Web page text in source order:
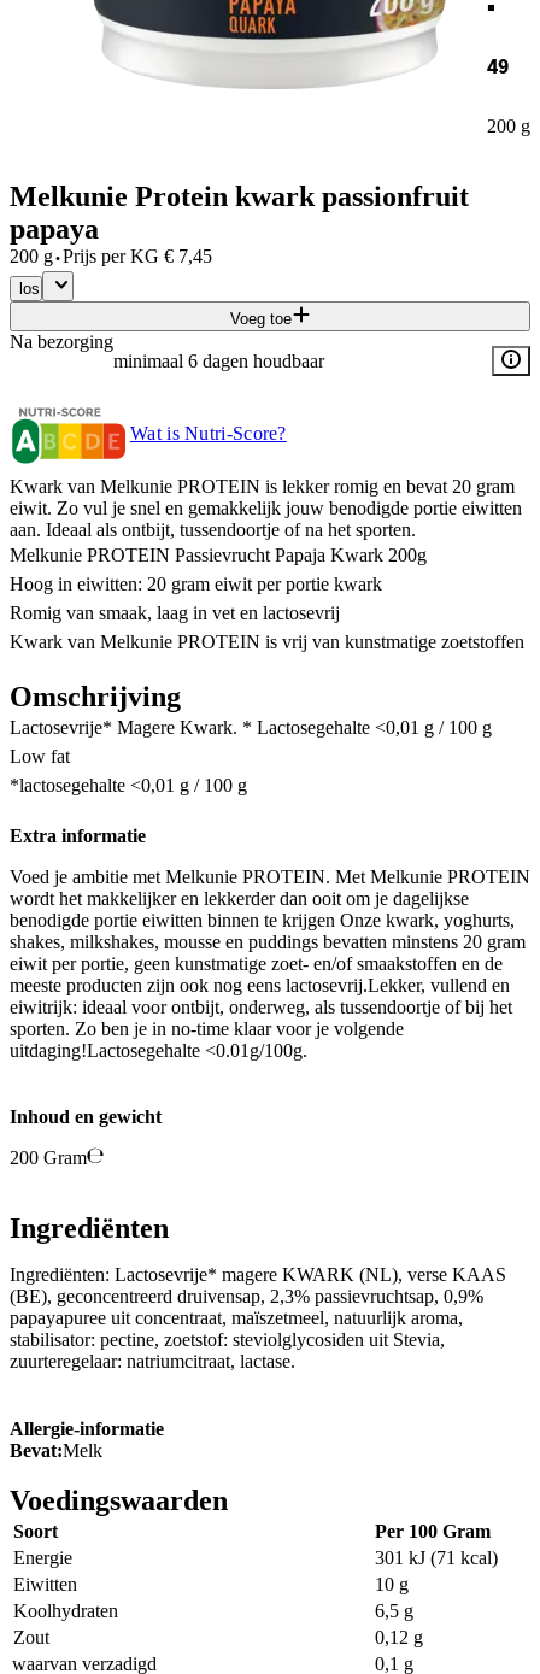
49
200 g
Melkunie Protein kwark passionfruit
papaya
200 g·Prijs per KG € 7,45
los
Voeg toe
Na bezorging
minimaal 6 dagen houdbaar
Wat is Nutri-Score?
Kwark van Melkunie PROTEIN is lekker romig en bevat 20 gram
eiwit. Zo vul je snel en gemakkelijk jouw benodigde portie eiwitten
aan. Ideaal als ontbijt, tussendoortje of na het sporten.
Melkunie PROTEIN Passievrucht Papaja Kwark 200g
Hoog in eiwitten: 20 gram eiwit per portie kwark
Romig van smaak, laag in vet en lactosevrij
Kwark van Melkunie PROTEIN is vrij van kunstmatige zoetstoffen
Omschrijving
Lactosevrije* Magere Kwark. * Lactosegehalte <0,01 g / 100 g
Low fat
*lactosegehalte <0,01 g / 100 g
Extra informatie
Voed je ambitie met Melkunie PROTEIN. Met Melkunie PROTEIN
wordt het makkelijker en lekkerder dan ooit om je dagelijkse
benodigde portie eiwitten binnen te krijgen Onze kwark, yoghurts,
shakes, milkshakes, mousse en puddings bevatten minstens 20 gram
eiwit per portie, geen kunstmatige zoet- en/of smaakstoffen en de
meeste producten zijn ook nog eens lactosevrij.Lekker, vullend en
eiwitrijk: ideaal voor ontbijt, onderweg, als tussendoortje of bij het
sporten. Zo ben je in no-time klaar voor je volgende
uitdaging!Lactosegehalte <0.01g/100g.
Inhoud en gewicht
200 Gram
Ingrediënten
Ingrediënten: Lactosevrije* magere KWARK (NL), verse KAAS
(BE), geconcentreerd druivensap, 2,3% passievruchtsap, 0,9%
papayapuree uit concentraat, maïszetmeel, natuurlijk aroma,
stabilisator: pectine, zoetstof: steviolglycosiden uit Stevia,
zuurteregelaar: natriumcitraat, lactase.
Allergie-informatie
Bevat:Melk
Voedingswaarden
Soort
Per 100 Gram
Energie
301 kJ (71 kcal)
Eiwitten
10 g
Koolhydraten
6,5 g
Zout
0,12 g
waarvan verzadigd
0,1 g